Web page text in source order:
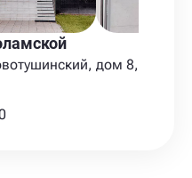
дом 8,